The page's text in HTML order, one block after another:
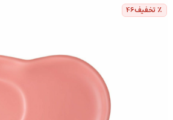
٪ تخفیف46